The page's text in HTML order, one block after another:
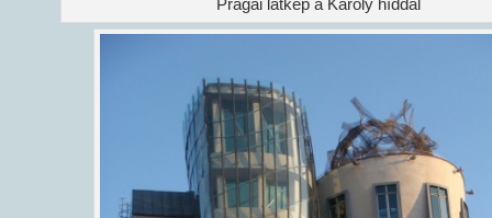
Prágai látkép a Károly híddal